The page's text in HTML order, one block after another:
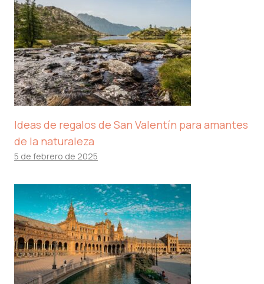
Ideas de regalos de San Valentín para amantes
de la naturaleza
5 de febrero de 2025